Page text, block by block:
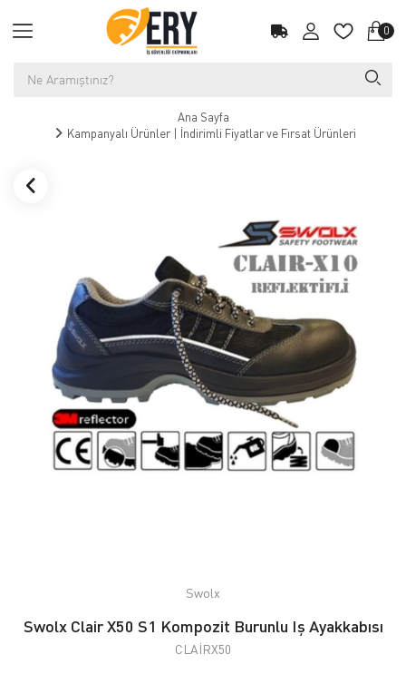
0
Ana Sayfa
Kampanyalı Ürünler | İndirimli Fiyatlar ve Fırsat Ürünleri
Swolx
Swolx Clair X50 S1 Kompozit Burunlu Iş Ayakkabısı
CLAİRX50